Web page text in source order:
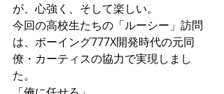
が、心強く、そして楽しい。
今回の高校生たちの「ルーシー」訪問
は、ボーイング777X開発時代の元同
僚・カーティスの協力で実現しまし
た。